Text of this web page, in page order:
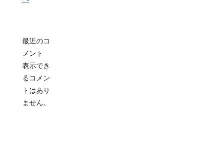
最近のコ
メント
表示でき
るコメン
トはあり
ません。